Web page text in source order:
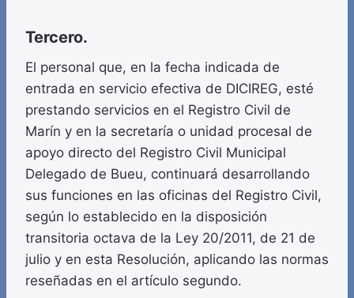
Tercero.
El personal que, en la fecha indicada de
entrada en servicio efectiva de DICIREG, esté
prestando servicios en el Registro Civil de
Marín y en la secretaría o unidad procesal de
apoyo directo del Registro Civil Municipal
Delegado de Bueu, continuará desarrollando
sus funciones en las oficinas del Registro Civil,
según lo establecido en la disposición
transitoria octava de la Ley 20/2011, de 21 de
julio y en esta Resolución, aplicando las normas
reseñadas en el artículo segundo.